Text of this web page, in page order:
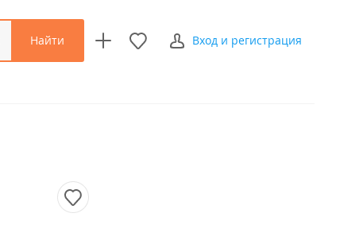
Найти Вход и регистрация